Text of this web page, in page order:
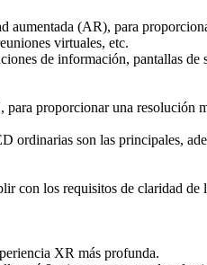
(AR), para
virtuales, etc.
de información, pantallas de
proporcionar una resolución
son las principales,
con los requisitos de claridad de
XR más profunda.